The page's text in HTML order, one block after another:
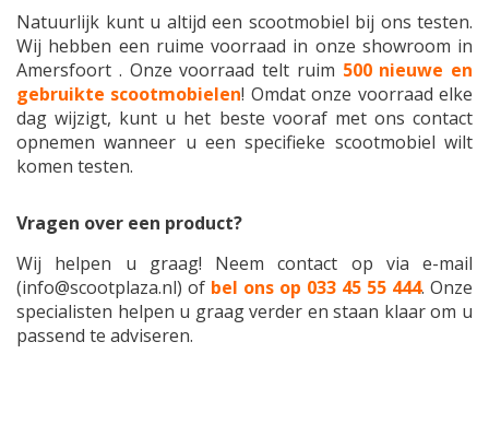
Natuurlijk kunt u altijd een scootmobiel bij ons testen.
Wij hebben een ruime voorraad in onze showroom in
Amersfoort . Onze voorraad telt ruim 500 nieuwe en
gebruikte scootmobielen! Omdat onze voorraad elke
dag wijzigt, kunt u het beste vooraf met ons contact
opnemen wanneer u een specifieke scootmobiel wilt
komen testen.
Vragen over een product?
Wij helpen u graag! Neem contact op via e-mail
(info@scootplaza.nl) of bel ons op 033 45 55 444. Onze
specialisten helpen u graag verder en staan klaar om u
passend te adviseren.